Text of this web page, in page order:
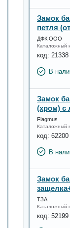
Замок
петля
ДФК ООО
Каталожный
код: 21338
В
Замок
(хром) с
Flagmus
Каталожный
код: 62200
В
Замок
ТЗА
Каталожный
код: 52199